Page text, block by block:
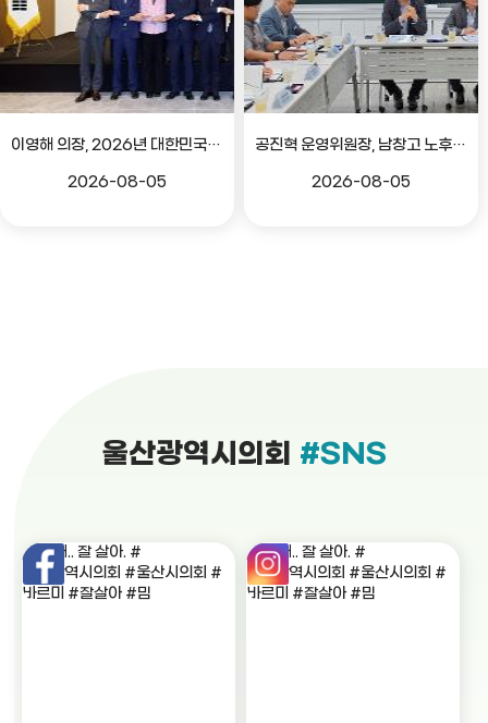
이영해 의장, 2026년 대한민국시도의회의장협의회 정기회 참석
2026-08-05
공진혁 운영위원장, 남창고 노후시설 개선 위한 학부모 간담회
2026-08-05
울산광역시의회 #SNS